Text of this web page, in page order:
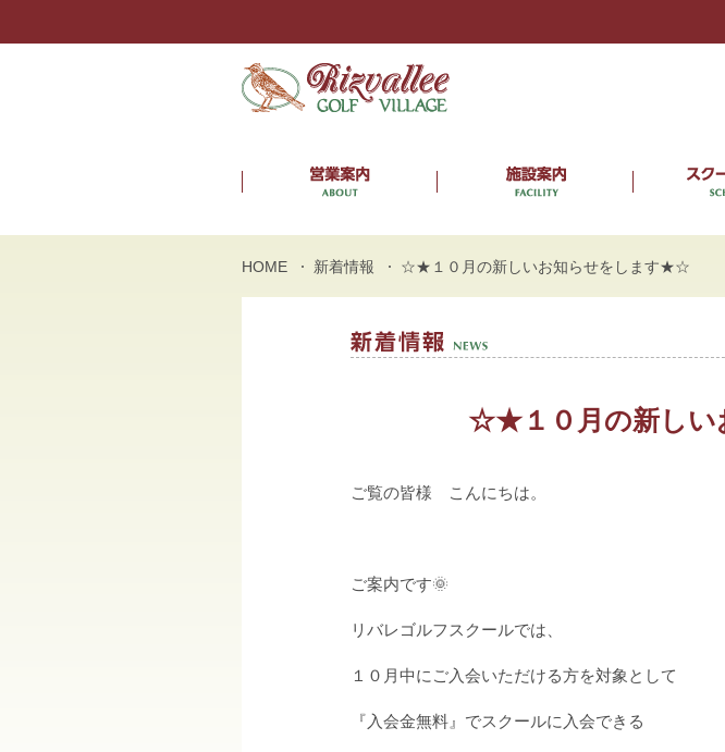
HOME 新着情報 ☆★１０月の新しいお知らせをします★☆
☆★１０月の新し
ご覧の皆様 こんにちは。
ご案内です🌞
リバレゴルフスクールでは、
１０月中にご入会いただける方を対象として
『入会金無料』 でスクールに入会できる